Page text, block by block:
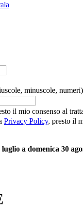
minuscole, numeri)
il mio consenso al
Privacy Policy, presto il
a domenica 30